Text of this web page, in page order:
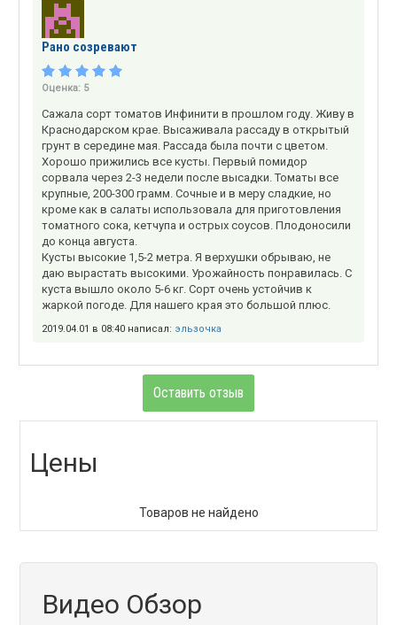
Рано созревают
Оценка: 5
Сажала сорт томатов Инфинити в прошлом году. Живу в
Краснодарском крае. Высаживала рассаду в открытый
грунт в середине мая. Рассада была почти с цветом.
Хорошо прижились все кусты. Первый помидор
сорвала через 2-3 недели после высадки. Томаты все
крупные, 200-300 грамм. Сочные и в меру сладкие, но
кроме как в салаты использовала для приготовления
томатного сока, кетчупа и острых соусов. Плодоносили
до конца августа.
Кусты высокие 1,5-2 метра. Я верхушки обрываю, не
даю вырастать высокими. Урожайность понравилась. С
куста вышло около 5-6 кг. Сорт очень устойчив к
жаркой погоде. Для нашего края это большой плюс.
2019.04.01 в 08:40 написал: эльзочка
Оставить отзыв
Цены
Товаров не найдено
Видео Обзор